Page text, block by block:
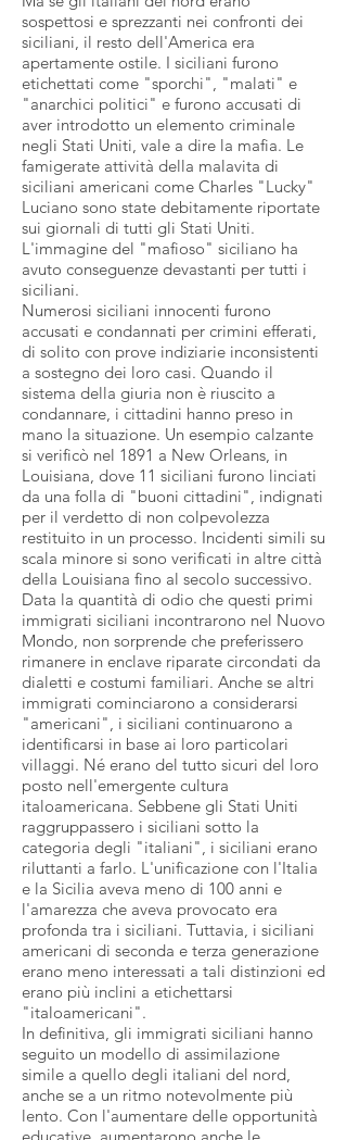
sospettosi e sprezzanti nei confronti dei
siciliani, il resto dell'America era
apertamente ostile. I siciliani furono
etichettati come "sporchi", "malati" e
"anarchici politici" e furono accusati di
aver introdotto un elemento criminale
negli Stati Uniti, vale a dire la mafia. Le
famigerate attività della malavita di
siciliani americani come Charles "Lucky"
Luciano sono state debitamente riportate
sui giornali di tutti gli Stati Uniti.
L'immagine del "mafioso" siciliano ha
avuto conseguenze devastanti per tutti i
siciliani.
Numerosi siciliani innocenti furono
accusati e condannati per crimini efferati,
di solito con prove indiziarie inconsistenti
a sostegno dei loro casi. Quando il
sistema della giuria non è riuscito a
condannare, i cittadini hanno preso in
mano la situazione. Un esempio calzante
si verificò nel 1891 a New Orleans, in
Louisiana, dove 11 siciliani furono linciati
da una folla di "buoni cittadini", indignati
per il verdetto di non colpevolezza
restituito in un processo. Incidenti simili su
scala minore si sono verificati in altre città
della Louisiana fino al secolo successivo.
Data la quantità di odio che questi primi
immigrati siciliani incontrarono nel Nuovo
Mondo, non sorprende che preferissero
rimanere in enclave riparate circondati da
dialetti e costumi familiari. Anche se altri
immigrati cominciarono a considerarsi
"americani", i siciliani continuarono a
identificarsi in base ai loro particolari
villaggi. Né erano del tutto sicuri del loro
posto nell'emergente cultura
italoamericana. Sebbene gli Stati Uniti
raggruppassero i siciliani sotto la
categoria degli "italiani", i siciliani erano
riluttanti a farlo. L'unificazione con l'Italia
e la Sicilia aveva meno di 100 anni e
l'amarezza che aveva provocato era
profonda tra i siciliani. Tuttavia, i siciliani
americani di seconda e terza generazione
erano meno interessati a tali distinzioni ed
erano più inclini a etichettarsi
"italoamericani".
In definitiva, gli immigrati siciliani hanno
seguito un modello di assimilazione
simile a quello degli italiani del nord,
anche se a un ritmo notevolmente più
lento. Con l'aumentare delle opportunità